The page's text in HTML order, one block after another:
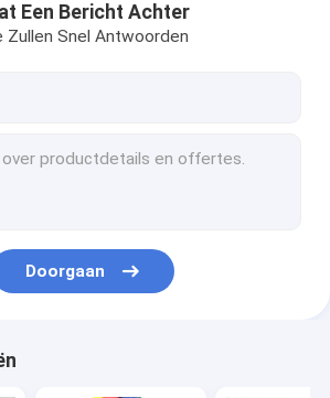
de speelplaatscombinatie
touw
Een Bericht Achter
Zullen Snel Antwoorden
Doorgaan